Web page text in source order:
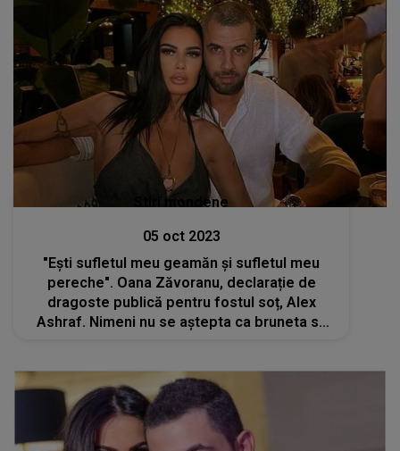
Stiri mondene
05 oct 2023
"Ești sufletul meu geamăn și sufletul meu
pereche". Oana Zăvoranu, declarație de
dragoste publică pentru fostul soț, Alex
Ashraf. Nimeni nu se aștepta ca bruneta să